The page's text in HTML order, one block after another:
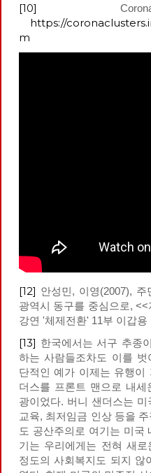
[10]
https://
m
[12] 안성민, 이영(2007),
광역시 동구를 중심으로,
강연 '체제전환' 11부 이갑
[13] 한국에서는 서구 추종
하는 사람들조차도 이를
단적인 예가 이제는 유행
더스를 프론트 맨으로 내세
광이었다. 버니 샌더스는 미
교육, 최저임금 인상 등을
도 공산주의로 여기는 미국
기는 우리에게는 전혀 새
정도의 사회복지도 되지 않